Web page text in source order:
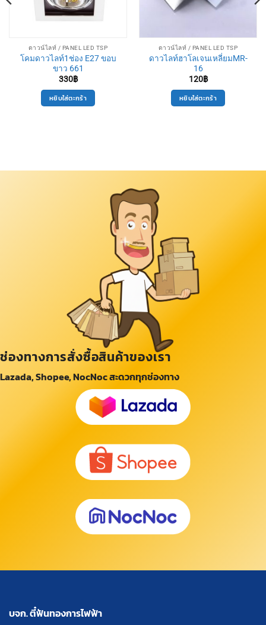
ดาวน์ไลท์ / PANEL LED TSP
โคมดาวไลท์1ช่อง E27 ขอบ
ขาว 661
330฿
หยิบใส่ตะกร้า
ดาวน์ไลท์ / PANEL LED TSP
ดาวไลท์ฮาโลเจนเหลี่ยมMR-
16
120฿
หยิบใส่ตะกร้า
ช่องทางการสั่งซื้อสินค้าของเรา
Lazada, Shopee, NocNoc สะดวกทุกช่องทาง
บจก. ตี๋ฟันทองการไฟฟ้า